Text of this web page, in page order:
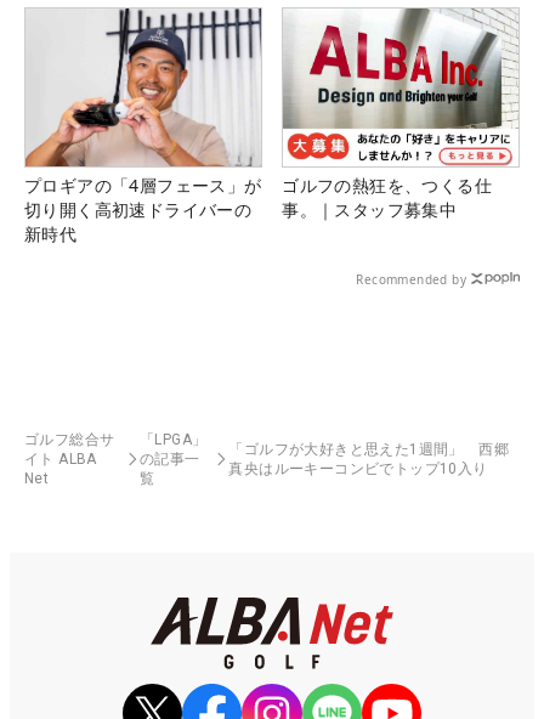
プロギアの「4層フェース」が
切り開く高初速ドライバーの
新時代
ゴルフの熱狂を、つくる仕
事。｜スタッフ募集中
Recommended by
ゴルフ総合サ
イト ALBA
Net
「LPGA」
の記事一
覧
「ゴルフが大好きと思えた1週間」 西郷
真央はルーキーコンビでトップ10入り